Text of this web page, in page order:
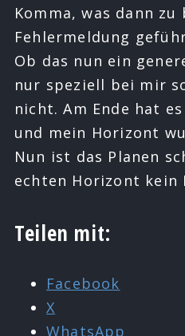
Komma, was dann zu
Fehlermeldung
Ob das nun ein
nur speziell bei mir
nicht. Am Ende hat
und mein Horizont
Nun ist das Planen
echten Horizont kein
Teilen mit:
Facebook
X
WhatsApp